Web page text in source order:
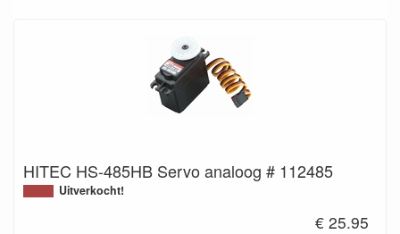
HITEC HS-485HB Servo analoog # 112485
Uitverkocht!
€ 25.95